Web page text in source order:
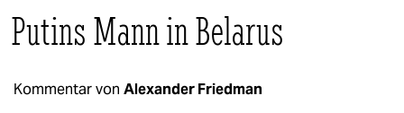
politik
öko
Putins Mann in Belarus
Kommentar von Alexander Friedman